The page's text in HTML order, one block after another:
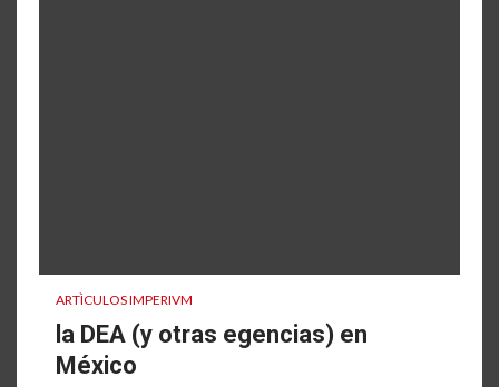
ARTÌCULOS IMPERIVM
la DEA (y otras egencias) en
México